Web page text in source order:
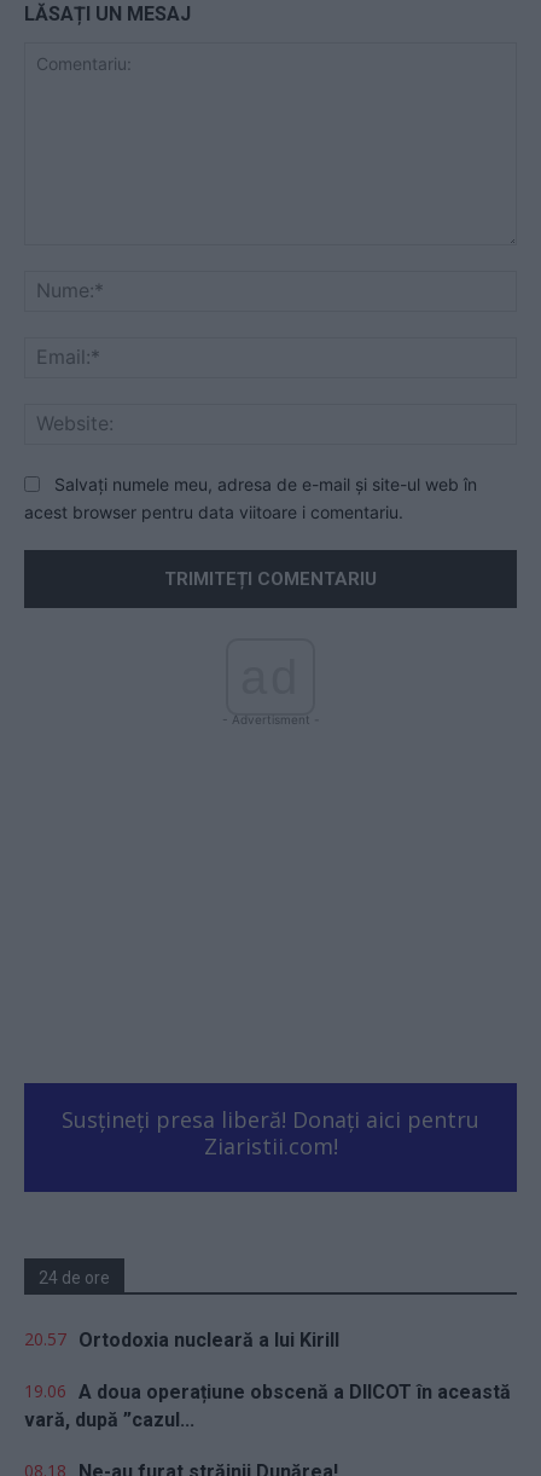
LĂSAȚI UN MESAJ
Salvați numele meu, adresa de e-mail și site-ul web în
acest browser pentru data viitoare i comentariu.
- Advertisment -
Susțineți presa liberă! Donați aici pentru
Ziaristii.com!
24 de ore
20.57 Ortodoxia nucleară a lui Kirill
19.06 A doua operațiune obscenă a DIICOT în această
vară, după ”cazul...
08.18